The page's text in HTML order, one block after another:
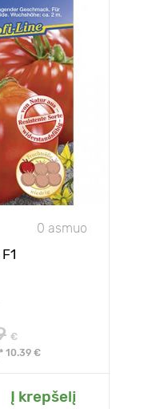
0 asmuo
€
10.39 €
Į krepšelį